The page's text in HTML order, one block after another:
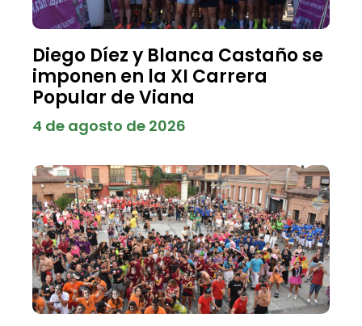
Diego Díez y Blanca Castaño se
imponen en la XI Carrera
Popular de Viana
4 de agosto de 2026